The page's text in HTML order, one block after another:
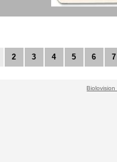
2 3 4 5 6 7
Biolovision